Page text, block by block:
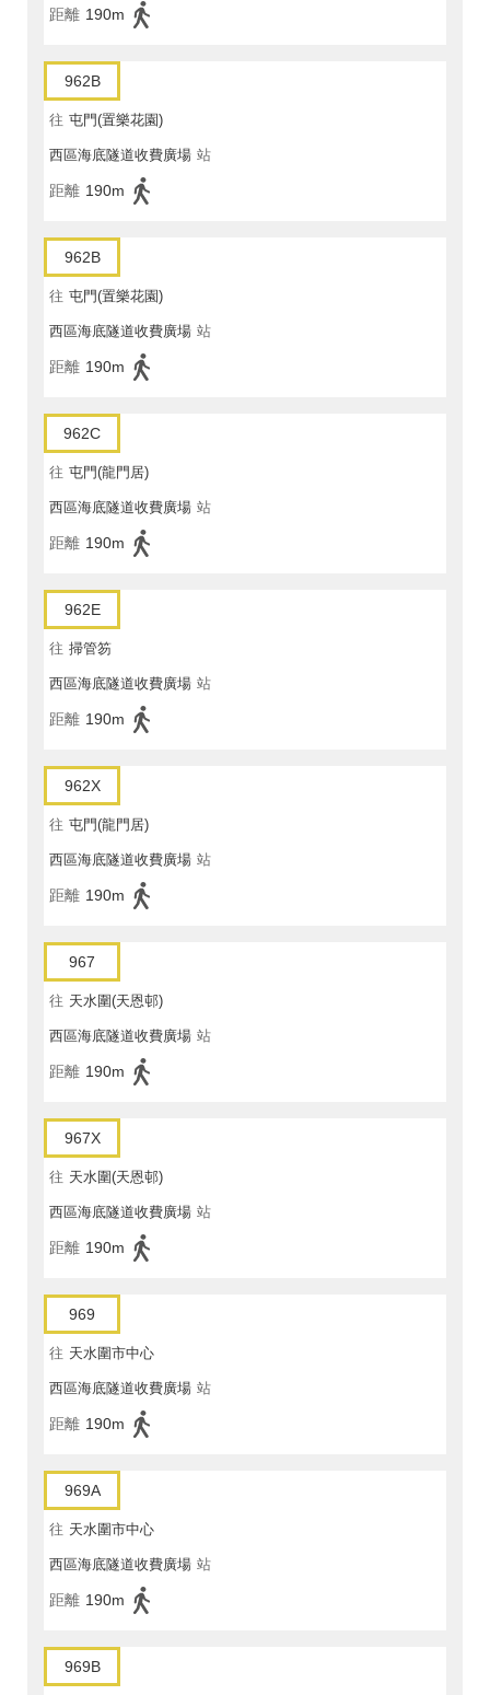
距離 190m
962B
往 屯門(置樂花園)
西區海底隧道收費廣場 站
距離 190m
962B
往 屯門(置樂花園)
西區海底隧道收費廣場 站
距離 190m
962C
往 屯門(龍門居)
西區海底隧道收費廣場 站
距離 190m
962E
往 掃管笏
西區海底隧道收費廣場 站
距離 190m
962X
往 屯門(龍門居)
西區海底隧道收費廣場 站
距離 190m
967
往 天水圍(天恩邨)
西區海底隧道收費廣場 站
距離 190m
967X
往 天水圍(天恩邨)
西區海底隧道收費廣場 站
距離 190m
969
往 天水圍市中心
西區海底隧道收費廣場 站
距離 190m
969A
往 天水圍市中心
西區海底隧道收費廣場 站
距離 190m
969B